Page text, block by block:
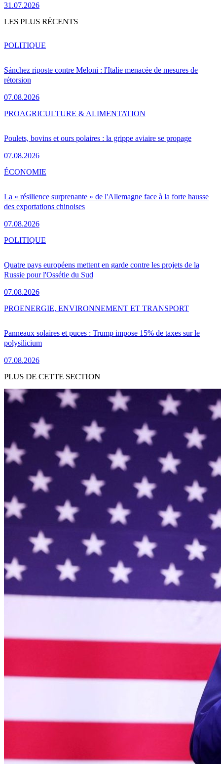
31.07.2026
LES PLUS RÉCENTS
Sánchez riposte contre Meloni : l'Italie menacée de mesures de
rétorsion
07.08.2026
POLITIQUE
Poulets, bovins et ours polaires : la grippe aviaire se propage
07.08.2026
PROAGRICULTURE & ALIMENTATION
La « résilience surprenante » de l'Allemagne face à la forte hausse
des exportations chinoises
07.08.2026
ÉCONOMIE
Quatre pays européens mettent en garde contre les projets de la
Russie pour l'Ossétie du Sud
07.08.2026
POLITIQUE
Panneaux solaires et puces : Trump impose 15% de taxes sur le
polysilicium
07.08.2026
PROENERGIE, ENVIRONNEMENT ET TRANSPORT
PLUS DE CETTE SECTION